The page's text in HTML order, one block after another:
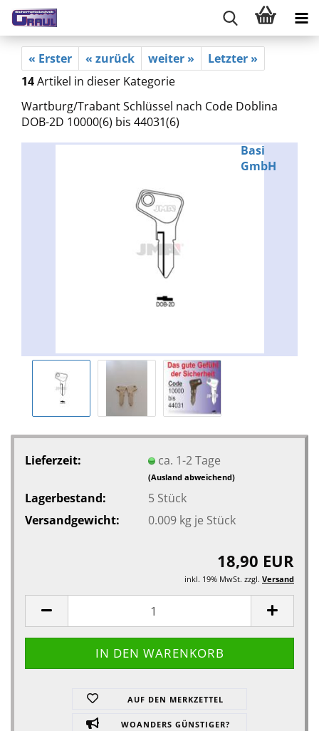
« Erster « zurück weiter »
Letzter »
14Artikel in dieser Kategorie
Wartburg/Trabant Schlüssel nach Code Doblina
DOB-2D 10000(6) bis 44031(6)
Basi
GmbH
Lieferzeit: ca. 1-2 Tage
(Ausland abweichend)
Lagerbestand: 5 Stück
Versandgewicht:
0.009kg je Stück
18,90 EUR
inkl. 19% MwSt. zzgl. Versand
AUF DEN MERKZETTEL
WOANDERS GÜNSTIGER?